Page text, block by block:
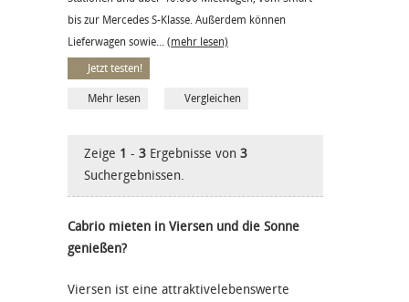
bis zur Mercedes S-Klasse. Außerdem können
Lieferwagen sowie... (mehr lesen)
Jetzt testen!
Mehr lesen Vergleichen
Zeige 1 - 3 Ergebnisse von 3
Suchergebnissen.
Cabrio mieten in Viersen und die Sonne
genießen?
Viersen ist eine attraktivelebenswerte